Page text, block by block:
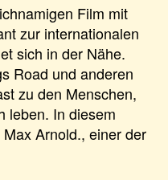
Film mit
zur internationalen
sich in der Nähe.
Road und anderen
zu den Menschen,
leben. In diesem
Arnold., einer der